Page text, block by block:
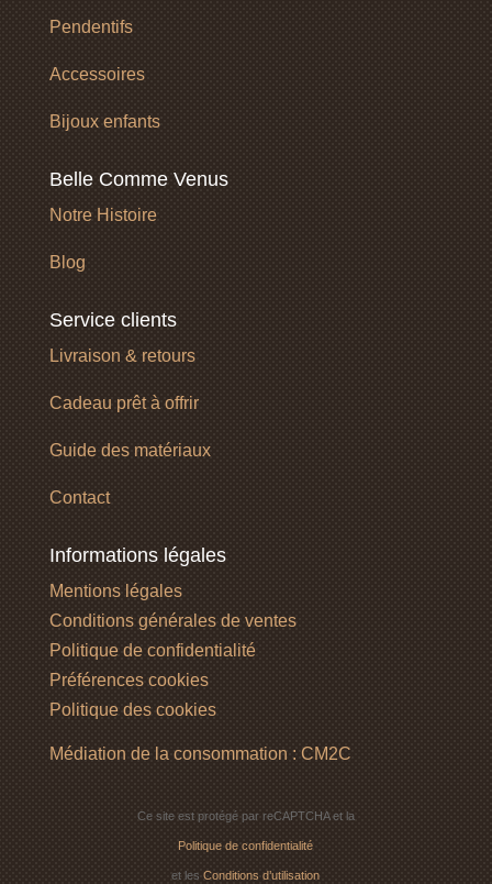
Pendentifs
Accessoires
Bijoux enfants
Belle Comme Venus
Notre Histoire
Blog
Service clients
Livraison & retours
Cadeau prêt à offrir
Guide des matériaux
Contact
Informations légales
Mentions légales
Conditions générales de ventes
Politique de confidentialité
Préférences cookies
Politique des cookies
Médiation de la consommation : CM2C
Ce site est protégé par reCAPTCHA et la
Politique de confidentialité
et lesConditions d’utilisation